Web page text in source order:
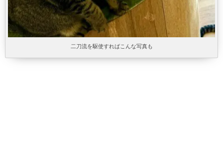
二刀流を駆使すればこんな写真も